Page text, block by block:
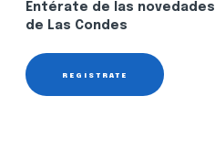
Entérate de las novedades
de Las Condes
REGÍSTRATE